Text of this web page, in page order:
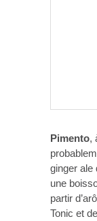
Pimento,
ginger
une
partir
Tonic et